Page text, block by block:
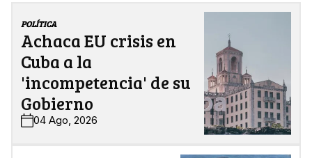
POLÍTICA
Achaca EU crisis en
Cuba a la
'incompetencia' de su
Gobierno
04 Ago, 2026